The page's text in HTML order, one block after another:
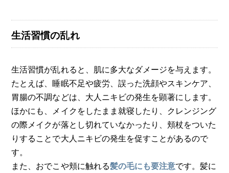
生活習慣の乱れ
生活習慣が乱れると、肌に多大なダメージを与えます。
たとえば、睡眠不足や疲労、誤った洗顔やスキンケア、
胃腸の不調などは、大人ニキビの発生を顕著にします。
ほかにも、メイクをしたまま就寝したり、クレンジング
の際メイクが落とし切れていなかったり、頬杖をついた
りすることで大人ニキビの発生を促すことがあるので
す。
また、おでこや頬に触れる髪の毛にも要注意です。髪に